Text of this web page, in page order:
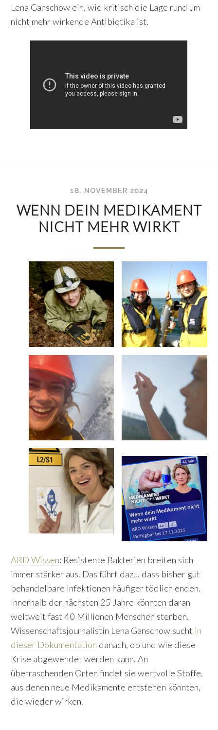
Lena Ganschow ein, wie kritisch die Lage rund um
nicht mehr wirkende Antibiotika ist.
18. NOVEMBER 2024
WENN DEIN MEDIKAMENT
NICHT MEHR WIRKT
ARD Wissen: Resistente Bakterien breiten sich
immer stärker aus. Das führt dazu, dass bisher gut
behandelbare Infektionen häufiger tödlich enden.
Innerhalb der nächsten 25 Jahre könnten daran
weltweit fast 40 Millionen Menschen sterben.
Wissenschaftsjournalistin Lena Ganschow sucht in
dieser Dokumentation danach, ob und wie diese
Krise abgewendet werden kann. An
überraschenden Orten findet sie wertvolle Stoffe,
aus denen neue Medikamente entstehen könnten,
die wieder wirken.